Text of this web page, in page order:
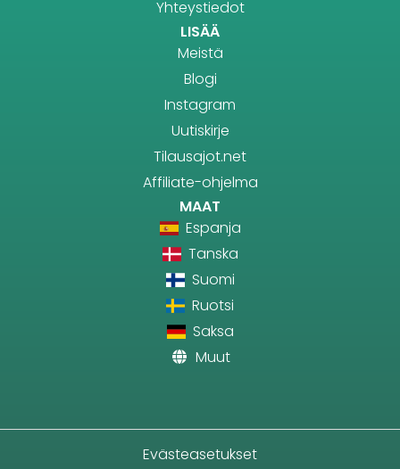
Yhteystiedot
LISÄÄ
Meistä
Blogi
Instagram
Uutiskirje
Tilausajot.net
Affiliate-ohjelma
MAAT
Espanja
Tanska
Suomi
Ruotsi
Saksa
Muut
Evästeasetukset